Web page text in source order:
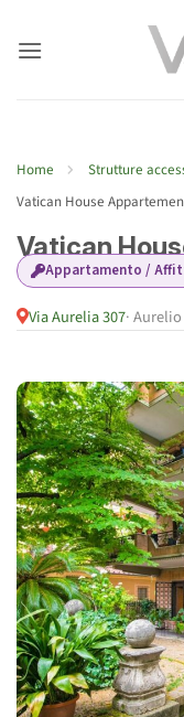
Home Strutture
Vatican House
Vatican
Appartamento /
Via Aurelia 307· Aurelio